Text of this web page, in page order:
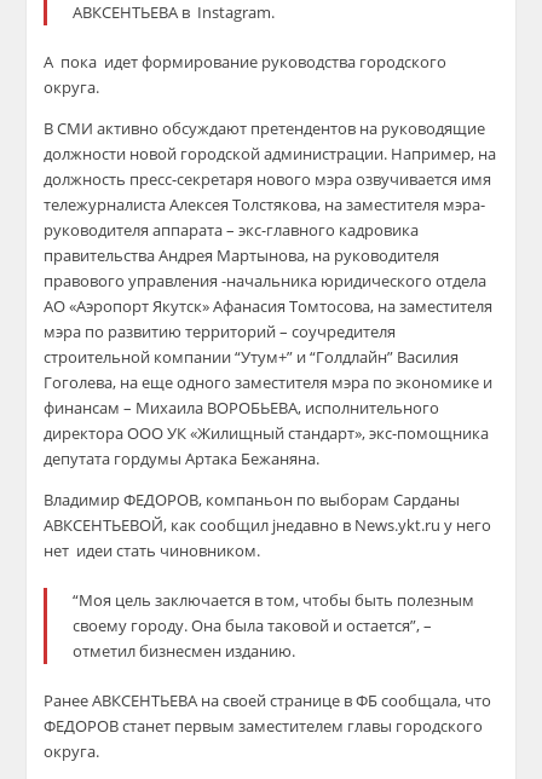
АВКСЕНТЬЕВА в Instagram.
А пока идет формирование руководства городского
округа.
В СМИ активно обсуждают претендентов на руководящие
должности новой городской администрации. Например, на
должность пресс-секретаря нового мэра озвучивается имя
тележурналиста Алексея Толстякова, на заместителя мэра-
руководителя аппарата – экс-главного кадровика
правительства Андрея Мартынова, на руководителя
правового управления -начальника юридического отдела
АО «Аэропорт Якутск» Афанасия Томтосова, на заместителя
мэра по развитию территорий – соучредителя
строительной компании “Утум+” и “Голдлайн” Василия
Гоголева, на еще одного заместителя мэра по экономике и
финансам – Михаила ВОРОБЬЕВА, исполнительного
директора ООО УК «Жилищный стандарт», экс-помощника
депутата гордумы Артака Бежаняна.
Владимир ФЕДОРОВ, компаньон по выборам Сарданы
АВКСЕНТЬЕВОЙ, как сообщил jнедавно в News.ykt.ru у него
нет идеи стать чиновником.
“Моя цель заключается в том, чтобы быть полезным
своему городу. Она была таковой и остается”, –
отметил бизнесмен изданию.
Ранее АВКСЕНТЬЕВА на своей странице в ФБ сообщала, что
ФЕДОРОВ станет первым заместителем главы городского
округа.